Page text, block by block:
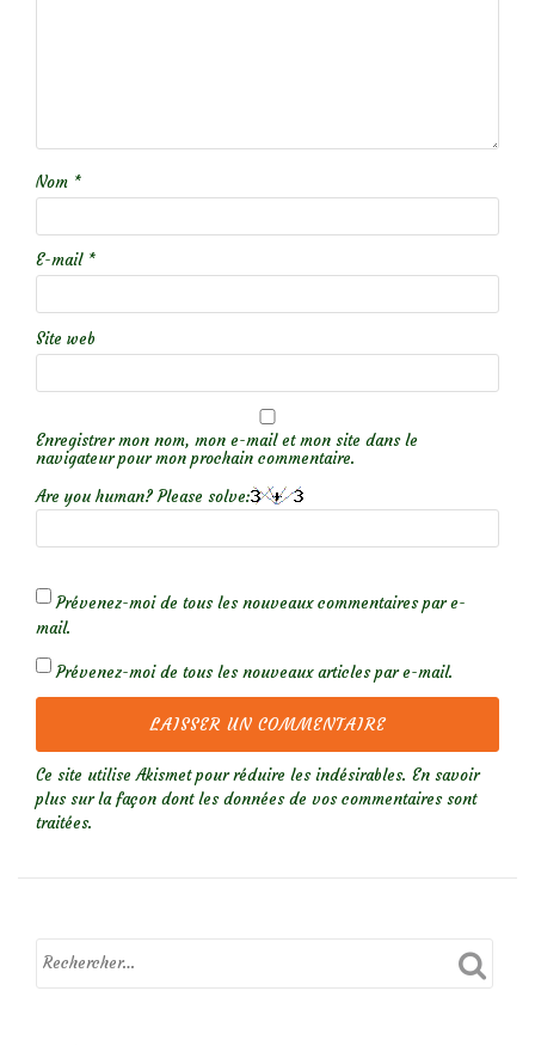
Nom *
E-mail *
Site web
Enregistrer mon nom, mon e-mail et mon site dans le
navigateur pour mon prochain commentaire.
Are you human? Please solve:
Prévenez-moi de tous les nouveaux commentaires par e-
mail.
Prévenez-moi de tous les nouveaux articles par e-mail.
Ce site utilise Akismet pour réduire les indésirables. En savoir
plus sur la façon dont les données de vos commentaires sont
traitées.